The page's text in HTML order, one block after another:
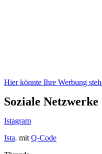
Hier könnte Ihre Werbung
Soziale Netzwerke
Istagram
Ista. mit Q-Code